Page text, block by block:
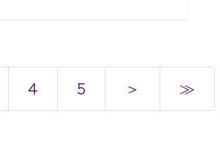
4 5 ＞ ≫